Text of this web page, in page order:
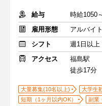
給与
時給1050
雇用形態
アルバイ
シフト
週1日以上
アクセス
福島駅
徒歩17分
大量募集(10名以上) 大学生
短期（1ヶ月以内OK）
副業